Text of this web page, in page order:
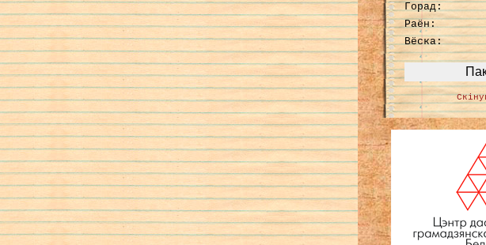
Горад:
Раён:
Вёска: